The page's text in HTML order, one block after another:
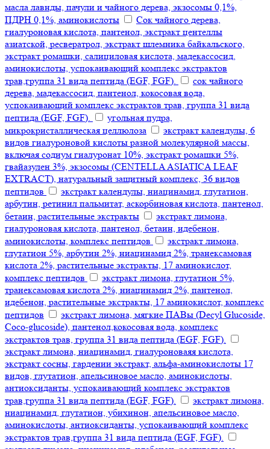
масла лавнды, пачули и чайного дерева, экзосомы 0,1%,
ПДРН 0,1%, аминокислоты
Сок чайного дерева,
гиалуроновая кислота, пантенол, экстракт центеллы
азиатской, ресвератрол, экстракт шлемника байкальского,
экстракт ромашки, салициловая кислота, мадекассосид,
аминокислоты, успокаивающий комплекс экстрактов
трав,группа 31 вида пептида (EGF, FGF).
сок чайного
дерева, мадекассосид, пантенол, кокосовая вода,
успокаивающий комплекс экстрактов трав, группа 31 вида
пептида (EGF, FGF).
угольная пудра,
микрокристаллическая целлюлоза
экстракт календулы, 6
видов гиалуроновой кислоты разной молекулярной массы,
включая содиум гиалуронат 10%, экстракт ромашки 5%,
гвайазулен 3%, экзосомы (CENTELLA ASIATICA LEAF
EXTRACT), натуральный защитный комплекс, 36 видов
пептидов
экстракт календулы, ниацинамид, глутатион,
арбутин, ретинил пальмитат, аскорбиновая кислота, пантенол,
бетаин, растительные экстракты
экстракт лимона,
гиалуроновая кислота, пантенол, бетаин, идебенон,
аминокислоты, комплекс пептидов
экстракт лимона,
глутатион 5%, арбутин 2%, ниацинамид 2%, транексамовая
кислота 2%, растительные экстракты, 17 аминокислот,
комплекс пептидов
экстракт лимона, глутатион 5%,
транексамовая кислота 2%, ниацинамид 2%, пантенол,
идебенон, растительные экстракты, 17 аминокислот, комплекс
пептидов
экстракт лимона, мягкие ПАВы (Decyl Glucoside,
Coco-glucoside), пантенол,кокосовая вода, комплекс
экстрактов трав, группа 31 вида пептида (EGF, FGF).
экстракт лимона, ниацинамид, гиалуроноваяя кислота,
экстракт сосны, гардении экстракт, альфа-аминокислоты 17
видов, глутатион, апельсиновое масло, аминокислоты,
антиоксиданты, успокаивающий комплекс экстрактов
трав,группа 31 вида пептида (EGF, FGF).
экстракт лимона,
ниацинамид, глутатион, убихинон, апельсиновое масло,
аминокислоты, антиоксиданты, успокаивающий комплекс
экстрактов трав,группа 31 вида пептида (EGF, FGF).